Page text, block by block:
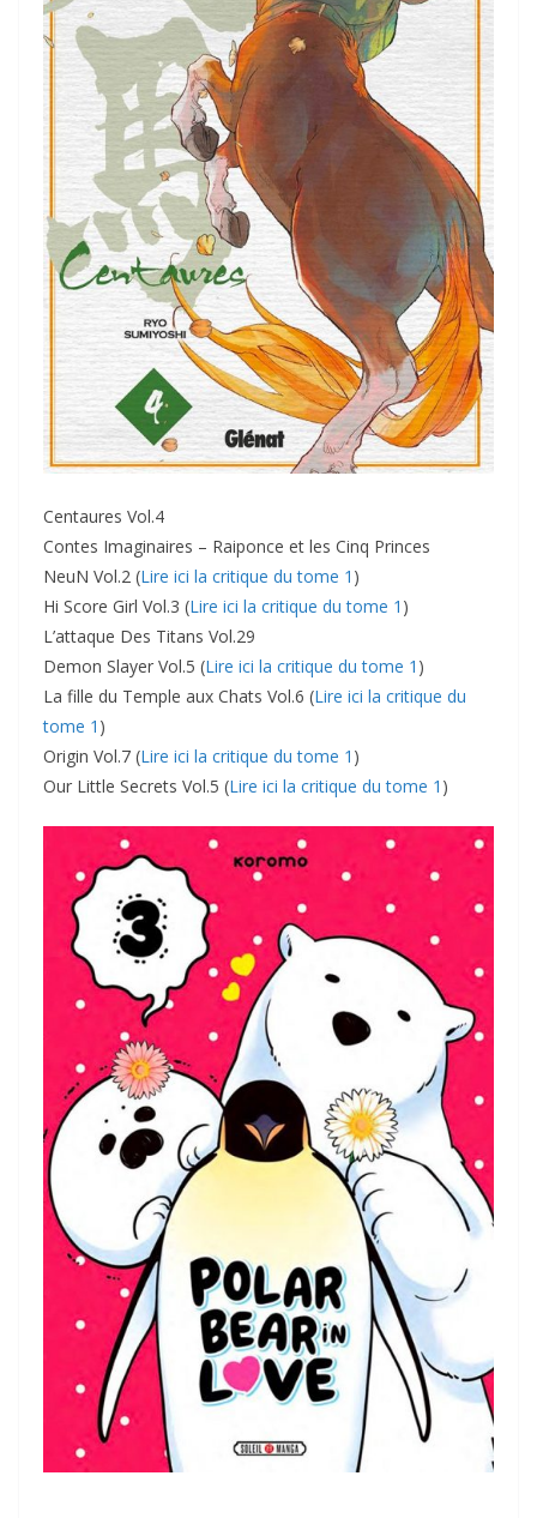
Centaures Vol.4
Contes Imaginaires – Raiponce et les Cinq Princes
NeuN Vol.2 (Lire ici la critique du tome 1 )
Hi Score Girl Vol.3 (Lire ici la critique du tome 1 )
L’attaque Des Titans Vol.29
Demon Slayer Vol.5 (Lire ici la critique du tome 1 )
La fille du Temple aux Chats Vol.6 (Lire ici la critique du
tome 1 )
Origin Vol.7 (Lire ici la critique du tome 1 )
Our Little Secrets Vol.5 (Lire ici la critique du tome 1 )